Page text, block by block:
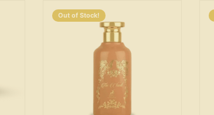
Out of Stock!